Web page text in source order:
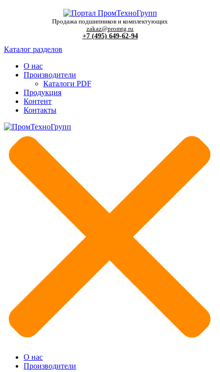
Продажа подшипников и комплектующих
zakaz@promtg.ru
+7 (495) 649-62-94
Каталог разделов
О нас
Производители
Каталоги PDF
Продукция
Контент
Контакты
О нас
Производители